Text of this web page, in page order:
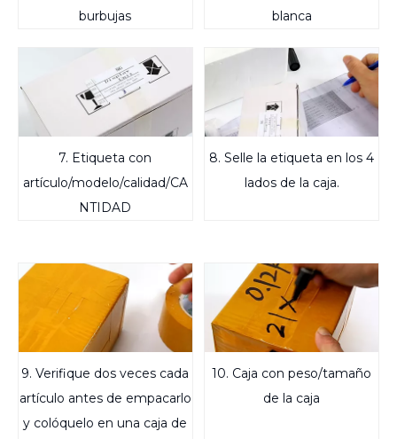
burbujas
blanca
7. Etiqueta con
artículo/modelo/calidad/CA
NTIDAD
8. Selle la etiqueta en los 4
lados de la caja.
9. Verifique dos veces cada
artículo antes de empacarlo
y colóquelo en una caja de
10. Caja con peso/tamaño
de la caja